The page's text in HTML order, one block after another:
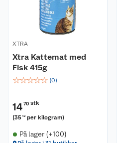
XTRA
Xtra Kattemat med
Fisk 415g
☆☆☆☆☆ (0)
1470 stk
(3542 per kilogram)
På lager (+100)
Våre butikker
Våre merkevarer
Coop kjeder
Ledige stillinger
Bærekraft
Reklamasjon og garanti
Ofte stilte spørsmål
Betalingsalternativer
Leveringsalternativer
Pakkesporing
Åpent kjøp
Coop medlem